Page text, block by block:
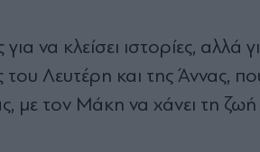
να κλείσει ιστορίες, αλλά
Λευτέρη και της Άννας,
τον Μάκη να χάνει τη ζωή